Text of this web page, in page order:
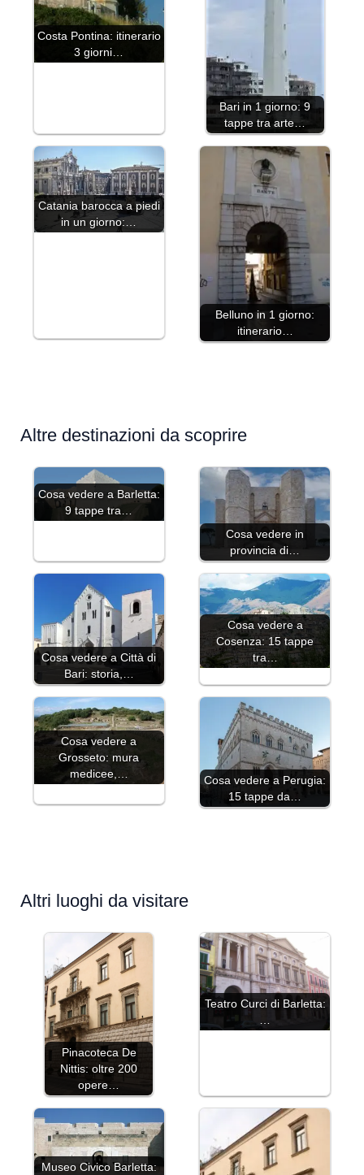
Costa Pontina: itinerario
3 giorni…
Bari in 1 giorno: 9
tappe tra arte…
Catania barocca a piedi
in un giorno:…
Belluno in 1 giorno:
itinerario…
Altre destinazioni da scoprire
Cosa vedere a Barletta:
9 tappe tra…
Cosa vedere in
provincia di…
Cosa vedere a Città di
Bari: storia,…
Cosa vedere a
Cosenza: 15 tappe
tra…
Cosa vedere a
Grosseto: mura
medicee,…
Cosa vedere a Perugia:
15 tappe da…
Altri luoghi da visitare
Pinacoteca De
Nittis: oltre 200
opere…
Teatro Curci di Barletta:
Museo Civico Barletta: